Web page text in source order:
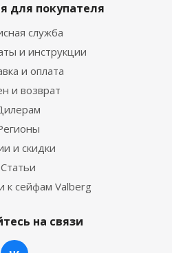
для покупателя
служба
и инструкции
и оплата
и возврат
и скидки
Статьи
к сейфам Valberg
на связи